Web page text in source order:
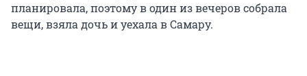
планировала, поэтому в один из вечеров собрала
вещи, взяла дочь и уехала в Самару.